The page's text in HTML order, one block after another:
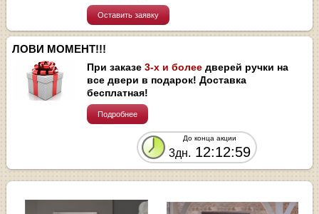
Оставить заявку
ЛОВИ МОМЕНТ!!!
При заказе3-х и более дверей ручки на
все двери в подарок! Доставка
бесплатная!
Подробнее
До конца акции
3дн. 12:12:57